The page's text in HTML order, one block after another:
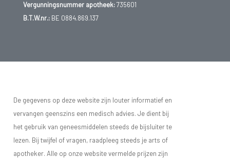
Vergunningsnummer apotheek:735601
B.T.W.nr.:BE 0884.869.137
De gegevens op deze website zijn louter informatief en
vervangen geenszins een medisch advies. Je dient bij
het gebruik van geneesmiddelen steeds de bijsluiter te
lezen. Bij twijfel of vragen, raadpleeg steeds je arts of
apotheker. Alle op onze website vermelde prijzen zijn